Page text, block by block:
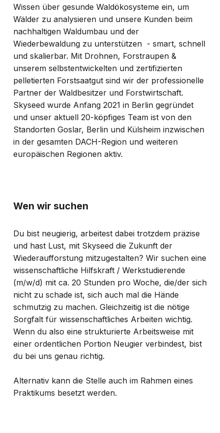
Wissen über gesunde Waldökosysteme ein, um
Wälder zu analysieren und unsere Kunden beim
nachhaltigen Waldumbau und der
Wiederbewaldung zu unterstützen - smart, schnell
und skalierbar. Mit Drohnen, Forstraupen &
unserem selbstentwickelten und zertifizierten
pelletierten Forstsaatgut sind wir der professionelle
Partner der Waldbesitzer und Forstwirtschaft.
Skyseed wurde Anfang 2021 in Berlin gegründet
und unser aktuell 20-köpfiges Team ist von den
Standorten Goslar, Berlin und Külsheim inzwischen
in der gesamten DACH-Region und weiteren
europäischen Regionen aktiv.
Wen wir suchen
Du bist neugierig, arbeitest dabei trotzdem präzise
und hast Lust, mit Skyseed die Zukunft der
Wiederaufforstung mitzugestalten? Wir suchen eine
wissenschaftliche Hilfskraft / Werkstudierende
(m/w/d) mit ca. 20 Stunden pro Woche, die/der sich
nicht zu schade ist, sich auch mal die Hände
schmutzig zu machen. Gleichzeitig ist die nötige
Sorgfalt für wissenschaftliches Arbeiten wichtig.
Wenn du also eine strukturierte Arbeitsweise mit
einer ordentlichen Portion Neugier verbindest, bist
du bei uns genau richtig.
Alternativ kann die Stelle auch im Rahmen eines
Praktikums besetzt werden.